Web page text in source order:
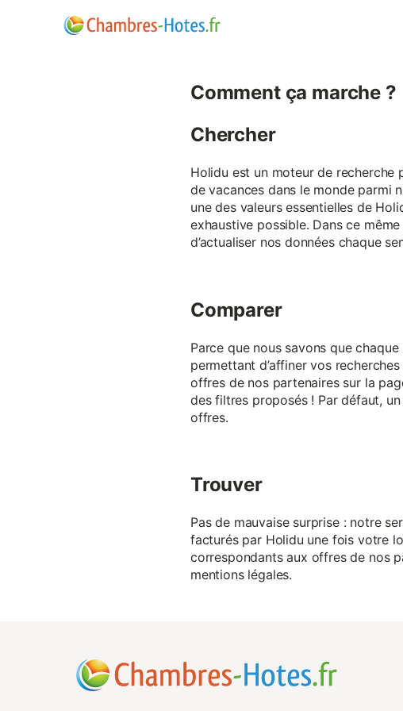
Comment ça marche ?
Chercher
Holidu est un moteur de recherche
de vacances dans le monde parmi
une des valeurs essentielles de
exhaustive possible. Dans ce
d’actualiser nos données chaque
Comparer
Parce que nous savons que
permettant d’affiner vos
offres de nos partenaires sur la
des filtres proposés ! Par défaut,
offres.
Trouver
Pas de mauvaise surprise : notre
facturés par Holidu une fois votre
correspondants aux offres de nos
mentions légales.